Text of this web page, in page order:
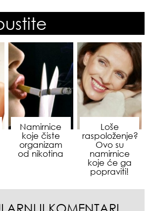
Namirnice
koje čiste
organizam
od nikotina
Loše
raspoloženje?
Ovo su
namirnice
koje će ga
popraviti!
KOMENTARI